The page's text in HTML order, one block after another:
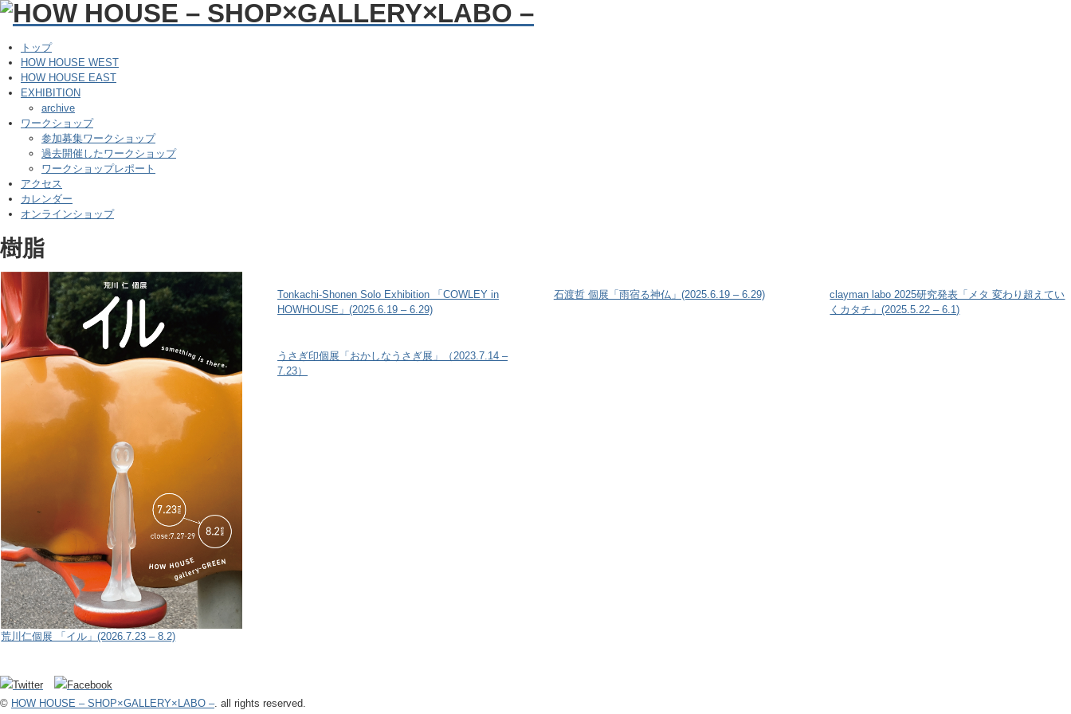
トップ
HOW HOUSE WEST
HOW HOUSE EAST
EXHIBITION
archive
ワークショップ
参加募集ワークショップ
過去開催したワークショップ
ワークショップレポート
アクセス
カレンダー
オンラインショップ
樹脂
荒川仁個展 「イル」(2026.7.23 – 8.2)
Tonkachi-Shonen Solo Exhibition 「COWLEY in
HOWHOUSE」(2025.6.19 – 6.29)
石渡哲 個展「雨宿る神仏」(2025.6.19 – 6.29)
clayman labo 2025研究発表「メタ 変わり超えてい
くカタチ」(2025.5.22 – 6.1)
うさぎ印個展「おかしなうさぎ展」（2023.7.14 –
7.23）
© HOW HOUSE – SHOP×GALLERY×LABO –. all rights reserved.